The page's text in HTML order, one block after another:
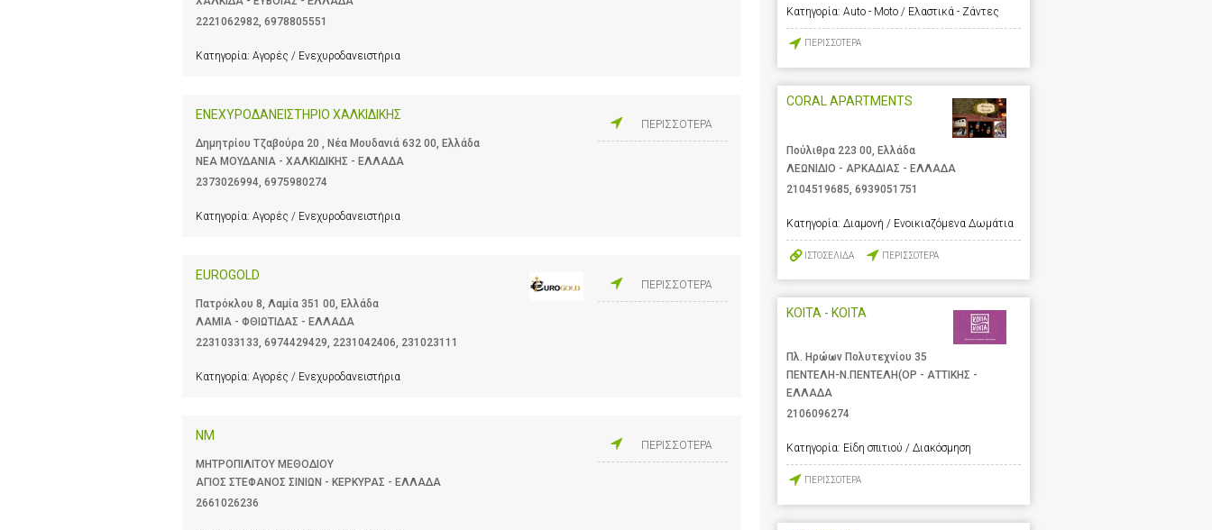
2221062982, 6978805551
Κατηγορία: Αγορές / Ενεχυροδανειστήρια
ΕΝΕΧΥΡΟΔΑΝΕΙΣΤΗΡΙΟ ΧΑΛΚΙΔΙΚΗΣ
Δημητρίου Τζαβούρα 20 , Νέα Μουδανιά 632 00, Ελλάδα
ΝΕΑ ΜΟΥΔΑΝΙΑ - ΧΑΛΚΙΔΙΚΗΣ - ΕΛΛΑΔΑ
2373026994, 6975980274
Κατηγορία: Αγορές / Ενεχυροδανειστήρια
ΠΕΡΙΣΣΟΤΕΡΑ
EUROGOLD
Πατρόκλου 8, Λαμία 351 00, Ελλάδα
ΛΑΜΙΑ - ΦΘΙΩΤΙΔΑΣ - ΕΛΛΑΔΑ
2231033133, 6974429429, 2231042406, 231023111
Κατηγορία: Αγορές / Ενεχυροδανειστήρια
ΠΕΡΙΣΣΟΤΕΡΑ
ΝΜ
ΜΗΤΡΟΠΙΛΙΤΟΥ ΜΕΘΟΔΙΟΥ
ΑΓΙΟΣ ΣΤΕΦΑΝΟΣ ΣΙΝΙΩΝ - ΚΕΡΚΥΡΑΣ - ΕΛΛΑΔΑ
2661026236
ΠΕΡΙΣΣΟΤΕΡΑ
Κατηγορία: Auto - Moto / Ελαστικά - Ζάντες
ΠΕΡΙΣΣΟΤΕΡΑ
CORAL APARTMENTS
Πούλιθρα 223 00, Ελλάδα
ΛΕΩΝΙΔΙΟ - ΑΡΚΑΔΙΑΣ - ΕΛΛΑΔΑ
2104519685, 6939051751
Κατηγορία: Διαμονή / Ενοικιαζόμενα Δωμάτια
ΙΣΤΟΣΕΛΙΔΑ ΠΕΡΙΣΣΟΤΕΡΑ
ΚΟΙΤΑ - ΚΟΙΤΑ
Πλ. Ηρώων Πολυτεχνίου 35
ΠΕΝΤΕΛΗ-Ν.ΠΕΝΤΕΛΗ(ΟΡ - ΑΤΤΙΚΗΣ -
ΕΛΛΑΔΑ
2106096274
Κατηγορία: Είδη σπιτιού / Διακόσμηση
ΠΕΡΙΣΣΟΤΕΡΑ